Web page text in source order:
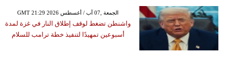
GMT 21:29 2026 الجمعة ,07 آب / أغسطس
واشنطن تضغط لوقف إطلاق النار في غزة لمدة
أسبوعين تمهيدًا لتنفيذ خطة ترامب للسلام